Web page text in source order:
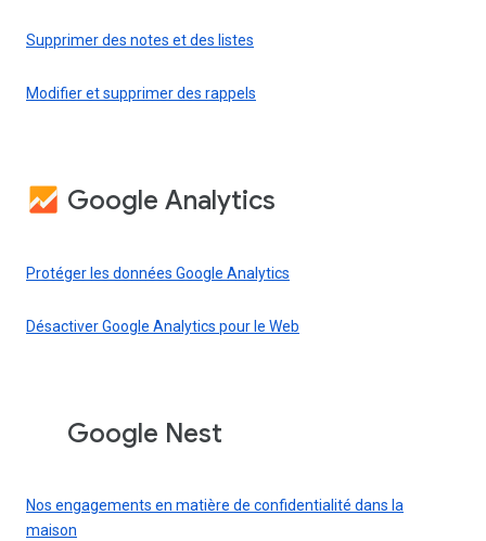
Supprimer des notes et des listes
Modifier et supprimer des rappels
Google Analytics
Protéger les données Google Analytics
Désactiver Google Analytics pour le Web
Google Nest
Nos engagements en matière de confidentialité dans la
maison